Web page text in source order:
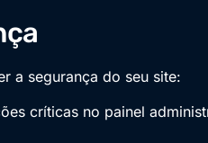
a segurança do seu site:
críticas no painel